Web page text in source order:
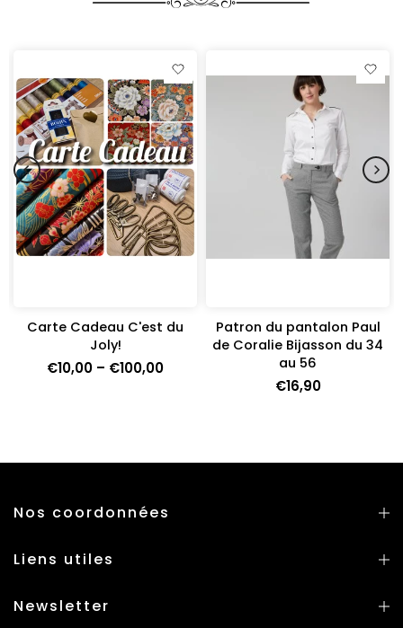
Carte Cadeau C'est du
Joly!
€10,00 – €100,00
Patron du pantalon Paul
de Coralie Bijasson du 34
au 56
€16,90
Nos coordonnées
Liens utiles
Newsletter